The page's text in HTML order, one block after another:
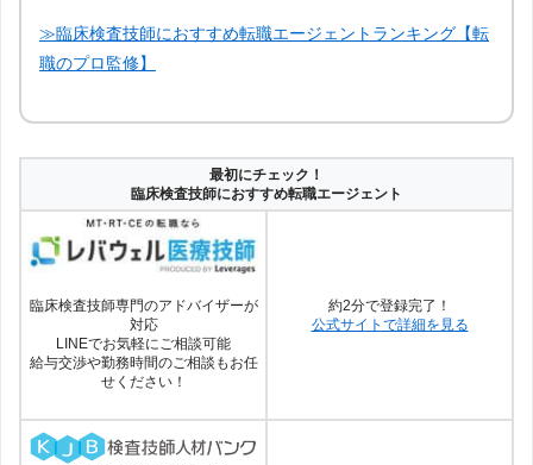
≫臨床検査技師におすすめ転職エージェントランキング【転
職のプロ監修】
最初にチェック！
臨床検査技師におすすめ転職エージェント
臨床検査技師専門のアドバイザーが
対応
LINEでお気軽にご相談可能
給与交渉や勤務時間のご相談もお任
せください！
約2分で登録完了！
公式サイトで詳細を見る